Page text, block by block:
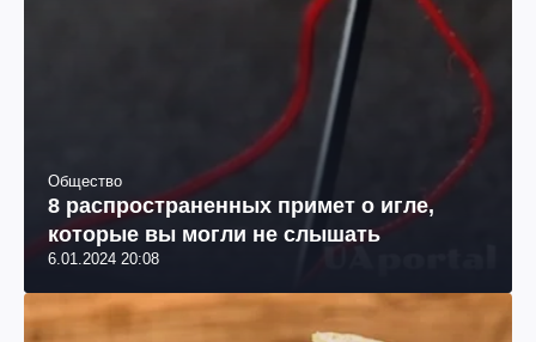
Общество
8 распространенных примет о игле,
которые вы могли не слышать
6.01.2024 20:08